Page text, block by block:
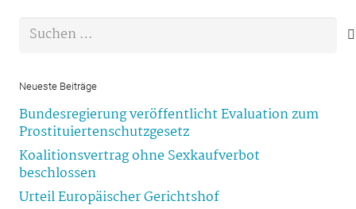
Suchen
nach:
Neueste Beiträge
Bundesregierung veröffentlicht Evaluation zum
Prostituiertenschutzgesetz
Koalitionsvertrag ohne Sexkaufverbot
beschlossen
Urteil Europäischer Gerichtshof